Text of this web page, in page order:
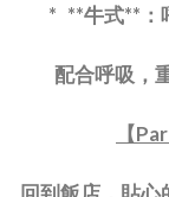
* **牛式**：
配合呼吸，
【